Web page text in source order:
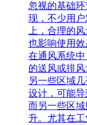
忽视的基础
现，不少用
上，合理的
也影响使用
在通风系统
的送风或排
另一些区域
设计，可能
而另一些区
升。尤其在